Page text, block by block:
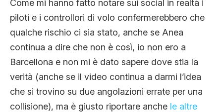
CONTATTI
CHI SIAMO
Come mi hanno fatto notare sui social in realtà i
piloti e i controllori di volo confermerebbero che
qualche rischio ci sia stato, anche se Anea
continua a dire che non è così, io non ero a
Barcellona e non mi è dato sapere dove stia la
verità (anche se il video continua a darmi l’idea
che si trovino su due angolazioni errate per una
collisione), ma è giusto riportare anche le altre